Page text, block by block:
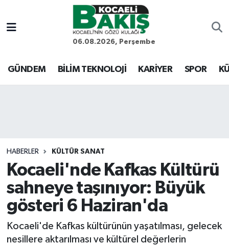
06.08.2026, Perşembe
GÜNDEM BİLİM TEKNOLOJİ KARİYER SPOR
HABERLER KÜLTÜR SANAT
Kocaeli'nde Kafkas Kültürü
sahneye taşınıyor: Büyük
gösteri 6 Haziran'da
Kocaeli'de Kafkas kültürünün yaşatılması, gelecek
nesillere aktarılması ve kültürel değerlerin
Kocaeli Nöbetçi Eczaneler
Kocaeli Hava Durumu
Son Dakika Haberleri
Haber Arşivi